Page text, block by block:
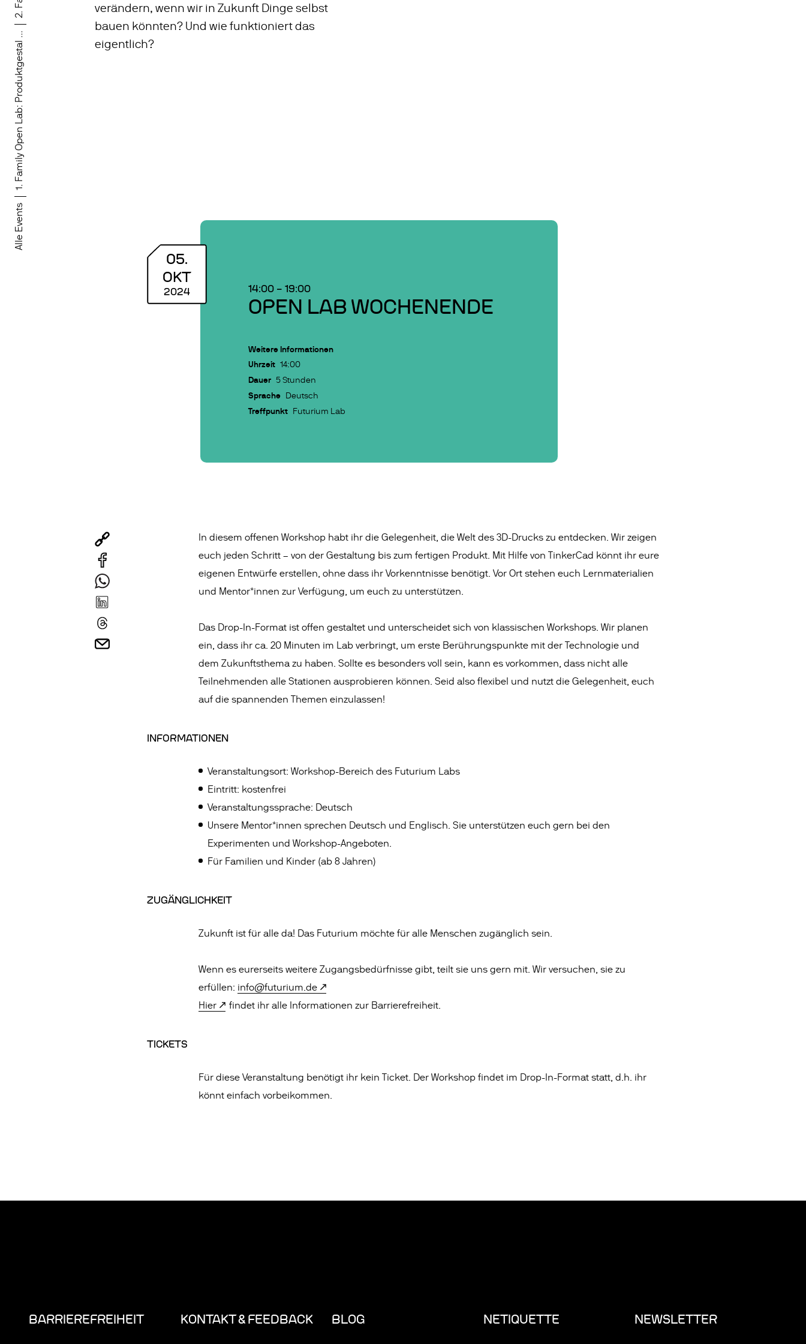
Alle Events
1. Family Open Lab: Produktgestal ...
verändern, wenn wir in Zukunft Dinge selbst
bauen könnten? Und wie funktioniert das
eigentlich?
05.
OKT
2024 14:00 –19:00
OPEN LAB WOCHENENDE
Weitere Informationen
Uhrzeit 14:00
Dauer 5 Stunden
Sprache Deutsch
Treffpunkt Futurium Lab
In diesem offenen Workshop habt ihr die Gelegenheit, die Welt des 3D-Drucks zu entdecken. Wir zeigen
euch jeden Schritt – von der Gestaltung bis zum fertigen Produkt. Mit Hilfe von TinkerCad könnt ihr eure
eigenen Entwürfe erstellen, ohne dass ihr Vorkenntnisse benötigt. Vor Ort stehen euch Lernmaterialien
und Mentor*innen zur Verfügung, um euch zu unterstützen.
Das Drop-In-Format ist offen gestaltet und unterscheidet sich von klassischen Workshops. Wir planen
ein, dass ihr ca. 20 Minuten im Lab verbringt, um erste Berührungspunkte mit der Technologie und
dem Zukunftsthema zu haben. Sollte es besonders voll sein, kann es vorkommen, dass nicht alle
Teilnehmenden alle Stationen ausprobieren können. Seid also flexibel und nutzt die Gelegenheit, euch
auf die spannenden Themen einzulassen!
INFORMATIONEN
Veranstaltungsort: Workshop-Bereich des Futurium Labs
Eintritt: kostenfrei
Veranstaltungssprache: Deutsch
Unsere Mentor*innen sprechen Deutsch und Englisch. Sie unterstützen euch gern bei den
Experimenten und Workshop-Angeboten.
Für Familien und Kinder (ab 8 Jahren)
ZUGÄNGLICHKEIT
Zukunft ist für alle da! Das Futurium möchte für alle Menschen zugänglich sein.
Wenn es eurerseits weitere Zugangsbedürfnisse gibt, teilt sie uns gern mit. Wir versuchen, sie zu
erfüllen: info@futurium.de
Hier
findet ihr alle Informationen zur Barrierefreiheit.
TICKETS
Für diese Veranstaltung benötigt ihr kein Ticket. Der Workshop findet im Drop-In-Format statt, d.h. ihr
könnt einfach vorbeikommen.
BARRIEREFREIHEIT KONTAKT & FEEDBACK BLOG NETIQUETTE NEWSLETTER